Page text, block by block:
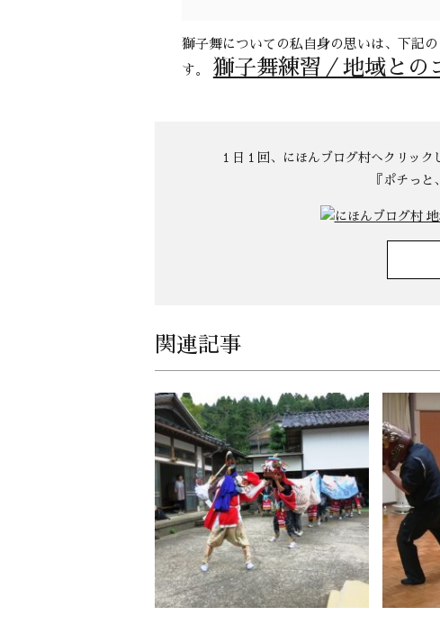
獅子舞についての私自身の思いは、下記
す。 獅子舞練習／地域との
関連記事